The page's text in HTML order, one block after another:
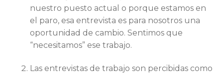
nuestro puesto actual o porque estamos en
el paro, esa entrevista es para nosotros una
oportunidad de cambio. Sentimos que
“necesitamos” ese trabajo.
Las entrevistas de trabajo son percibidas como